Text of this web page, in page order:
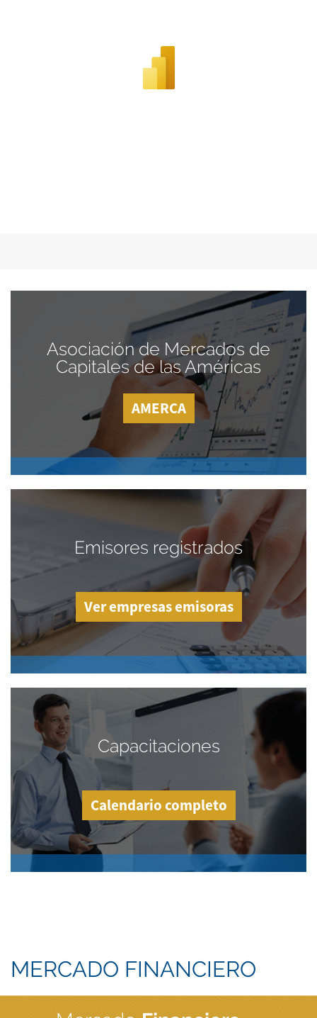
Asociación de Mercados de
Capitales de las Américas
AMERCA
Emisores registrados
Ver empresas emisoras
Capacitaciones
Calendario completo
MERCADO FINANCIERO